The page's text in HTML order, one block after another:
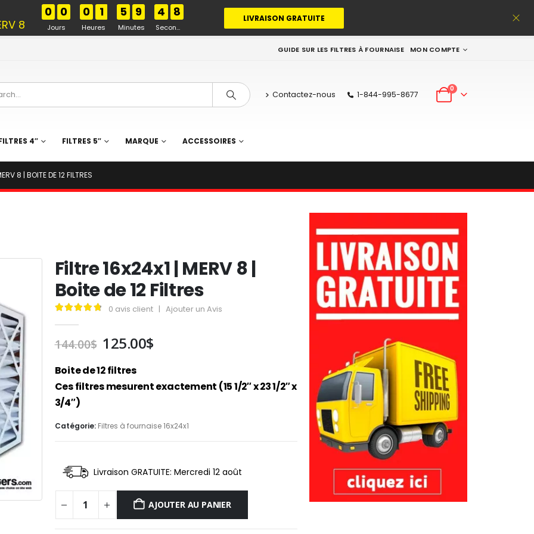
8
0 0
Jours
0 1
Heures
5 9
Minutes
4 7
Secondes
LIVRAISON GRATUITE
GUIDE SUR LES FILTRES À FOURNAISE MON COMPTE
Contactez-nous 1-844-995-8677
0
4″ FILTRES 5″ MARQUE ACCESSOIRES
8 | BOITE DE 12 FILTRES
Filtre 16x24x1 | MERV 8 |
Boite de 12 Filtres
0 avis client | Ajouter un Avis
144.00$ Le
initial
était :
125.00$Le
est :
Boite de 12 filtres
Ces filtres mesurent exactement (15 1/2″ x 23 1/2″ x
3/4″)
Catégorie: Filtres à fournaise 16x24x1
Livraison GRATUITE: Mercredi 12 août
AJOUTER AU PANIER